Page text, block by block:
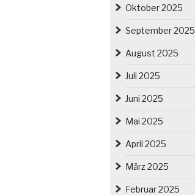
Oktober 2025
September 2025
August 2025
Juli 2025
Juni 2025
Mai 2025
April 2025
März 2025
Februar 2025